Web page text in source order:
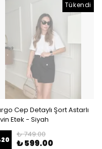
Tükendi
Cep Detaylı Şort Astarlı
Etek - Siyah
20
₺ 749.00
₺ 599.00